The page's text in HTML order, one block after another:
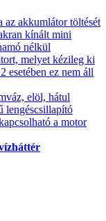
az akkumlátor töltését
kínált mini
nélkül
melyet kézileg ki
esetében ez nem áll
elöl, hátul
lengéscsillapító
a motor